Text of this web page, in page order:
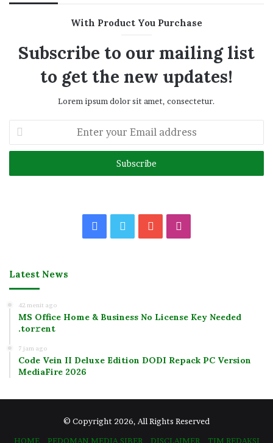
With Product You Purchase
Subscribe to our mailing list
to get the new updates!
Lorem ipsum dolor sit amet, consectetur.
your
Email
FacebookTwitterYouTube
Latest News
42 menit ago
MS Office Home & Business No License Key Needed
.tоr𝚛еnt
7 jam ago
Code Vein II Deluxe Edition DODI Repack PC Version
MediaFire 2026
© Copyright 2026, All Rights Reserved
HOME
PEDOMAN MEDIA SIBER DISCLAIMER TIM REDAKSI